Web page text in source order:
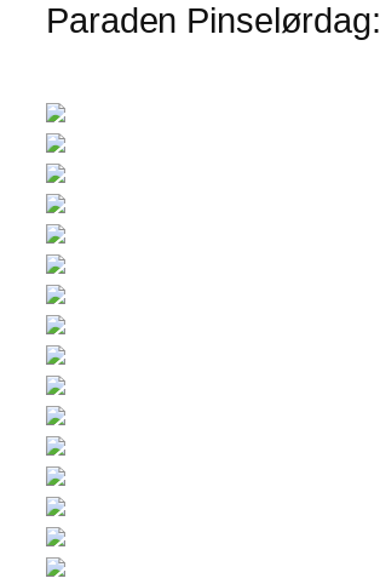
Paraden Pinselørdag: